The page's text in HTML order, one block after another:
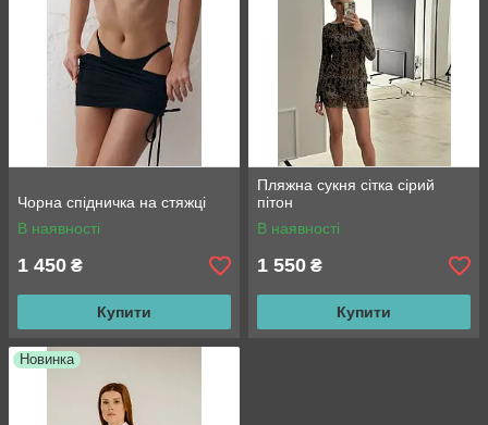
Чорна спідничка на стяжці
В наявності
1 450 ₴
Купити
Пляжна сукня сітка сірий
пітон
В наявності
1 550 ₴
Купити
Новинка